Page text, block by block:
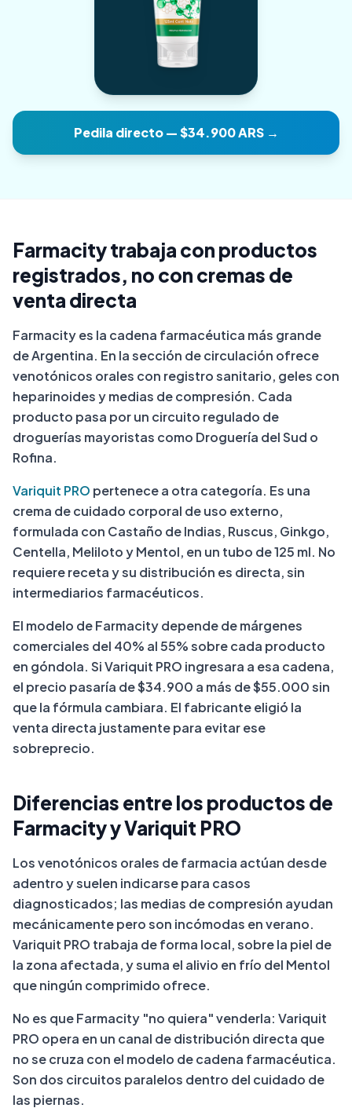
Pedila directo — $34.900 ARS →
Farmacity trabaja con productos
registrados, no con cremas de
venta directa
Farmacity es la cadena farmacéutica más grande
de Argentina. En la sección de circulación ofrece
venotónicos orales con registro sanitario, geles con
heparinoides y medias de compresión. Cada
producto pasa por un circuito regulado de
droguerías mayoristas como Droguería del Sud o
Rofina.
Variquit PRO pertenece a otra categoría. Es una
crema de cuidado corporal de uso externo,
formulada con Castaño de Indias, Ruscus, Ginkgo,
Centella, Meliloto y Mentol, en un tubo de 125 ml. No
requiere receta y su distribución es directa, sin
intermediarios farmacéuticos.
El modelo de Farmacity depende de márgenes
comerciales del 40% al 55% sobre cada producto
en góndola. Si Variquit PRO ingresara a esa cadena,
el precio pasaría de $34.900 a más de $55.000 sin
que la fórmula cambiara. El fabricante eligió la
venta directa justamente para evitar ese
sobreprecio.
Diferencias entre los productos de
Farmacity y Variquit PRO
Los venotónicos orales de farmacia actúan desde
adentro y suelen indicarse para casos
diagnosticados; las medias de compresión ayudan
mecánicamente pero son incómodas en verano.
Variquit PRO trabaja de forma local, sobre la piel de
la zona afectada, y suma el alivio en frío del Mentol
que ningún comprimido ofrece.
No es que Farmacity "no quiera" venderla: Variquit
PRO opera en un canal de distribución directa que
no se cruza con el modelo de cadena farmacéutica.
Son dos circuitos paralelos dentro del cuidado de
las piernas.